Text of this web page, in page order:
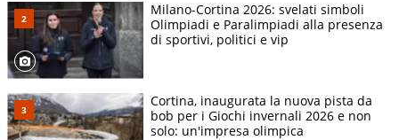
Milano-Cortina 2026: svelati simboli
Olimpiadi e Paralimpiadi alla presenza
di sportivi, politici e vip
Cortina, inaugurata la nuova pista da
bob per i Giochi invernali 2026 e non
solo: un'impresa olimpica